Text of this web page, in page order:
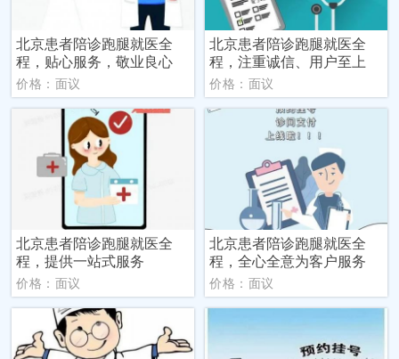
北京患者陪诊跑腿就医全
程，贴心服务，敬业良心
价格：面议
北京患者陪诊跑腿就医全
程，注重诚信、用户至上
价格：面议
北京患者陪诊跑腿就医全
程，提供一站式服务
价格：面议
北京患者陪诊跑腿就医全
程，全心全意为客户服务
价格：面议